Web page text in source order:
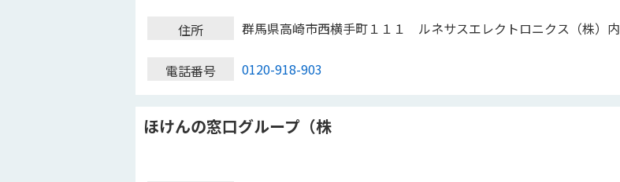
住所 群馬県高崎市西横手町１１１ ルネサスエレクトロニクス（株）内
電話番号 0120-918-903
ほけんの窓口グループ（株